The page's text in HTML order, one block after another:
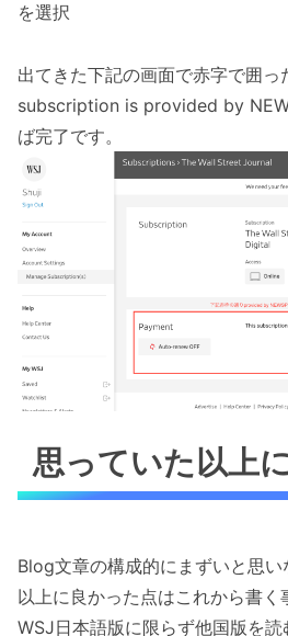
を選択
出てきた下記の画面で赤字で囲
subscription is provided by
ば完了です。
思っていた以上
Blog文章の構成的にまずいと思
以上に良かった点はこれから書く
WSJ日本語版に限らず他国版を読